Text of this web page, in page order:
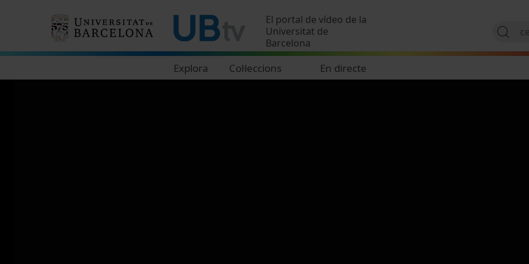
El portal de vídeo de la
Universitat de
Barcelona
Explora Col·leccions En directe